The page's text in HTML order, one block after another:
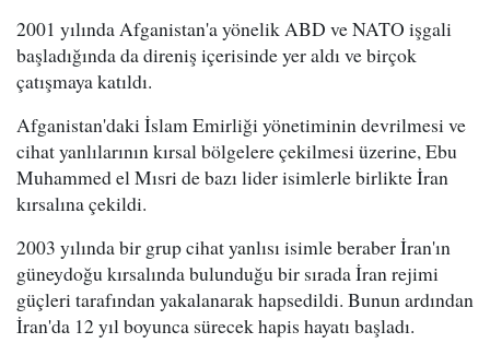
2001 yılında Afganistan'a yönelik ABD ve NATO işgali
başladığında da direniş içerisinde yer aldı ve birçok
çatışmaya katıldı.
Afganistan'daki İslam Emirliği yönetiminin devrilmesi ve
cihat yanlılarının kırsal bölgelere çekilmesi üzerine, Ebu
Muhammed el Mısri de bazı lider isimlerle birlikte İran
kırsalına çekildi.
2003 yılında bir grup cihat yanlısı isimle beraber İran'ın
güneydoğu kırsalında bulunduğu bir sırada İran rejimi
güçleri tarafından yakalanarak hapsedildi. Bunun ardından
İran'da 12 yıl boyunca sürecek hapis hayatı başladı.